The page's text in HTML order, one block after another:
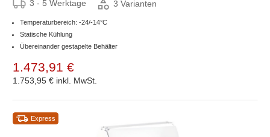
3 - 5 Werktage 3 Varianten
Temperaturbereich: -24/-14°C
Statische Kühlung
Übereinander gestapelte Behälter
1.473,91 €
1.753,95 € inkl. MwSt.
Express